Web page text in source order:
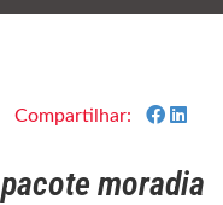
Compartilhar:
moradia